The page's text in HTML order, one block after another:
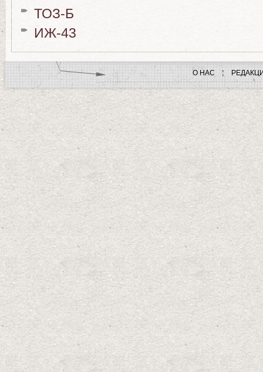
ТОЗ-Б
ИЖ-43
О НАС